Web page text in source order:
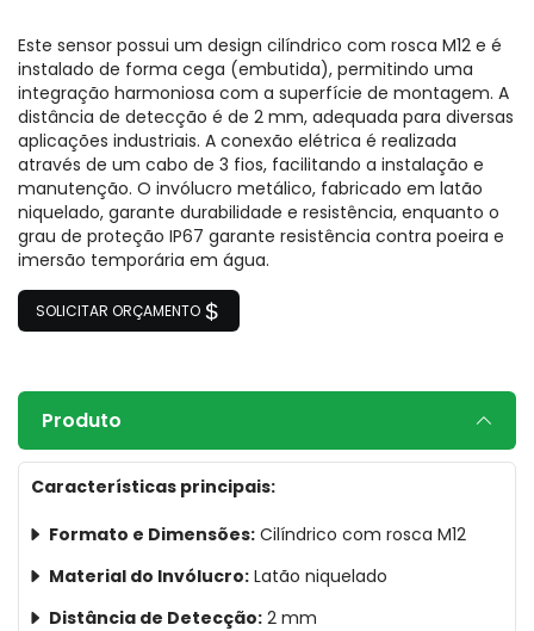
Este sensor possui um design cilíndrico com rosca M12 e é
instalado de forma cega (embutida), permitindo uma
integração harmoniosa com a superfície de montagem. A
distância de detecção é de 2 mm, adequada para diversas
aplicações industriais. A conexão elétrica é realizada
através de um cabo de 3 fios, facilitando a instalação e
manutenção. O invólucro metálico, fabricado em latão
niquelado, garante durabilidade e resistência, enquanto o
grau de proteção IP67 garante resistência contra poeira e
imersão temporária em água.
SOLICITAR ORÇAMENTO
Produto
Características principais:
Formato e Dimensões: Cilíndrico com rosca M12
Material do Invólucro: Latão niquelado
Distância de Detecção: 2 mm